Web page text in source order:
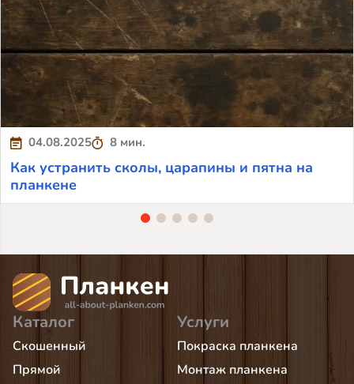
04.08.2025 8 мин.
Как устранить сколы, царапины и пятна на
планкене
Каталог
Скошенный
Прямой
Услуги
Покраска планкена
Монтаж планкена